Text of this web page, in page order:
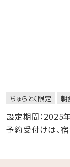
ちゅらとく限定 朝
設定期間：2025
予約受付けは、